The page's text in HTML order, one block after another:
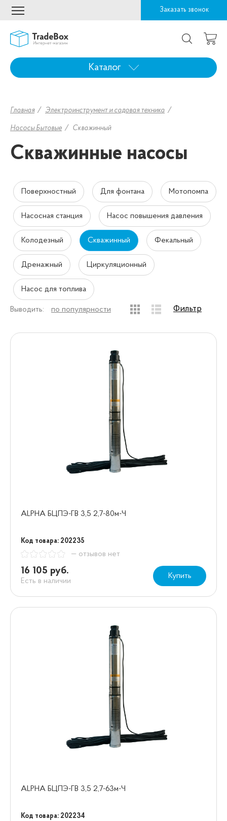
Заказать звонок
Каталог
Главная Электроинструмент и садовая техника
Насосы Бытовые Скважинный
Скважинные насосы
Поверхностный Для фонтана Мотопомпа
Насосная станция Насос повышения давления
Колодезный Скважинный Фекальный
Дренажный Циркуляционный
Насос для топлива
Выводить: по популярности Фильтр
ALPHA БЦПЭ-ГВ 3,5 2,7-80м-Ч
Код товара: 202235
— отзывов нет
16 105 руб.
Есть в наличии
Купить
ALPHA БЦПЭ-ГВ 3,5 2,7-63м-Ч
Код товара: 202234